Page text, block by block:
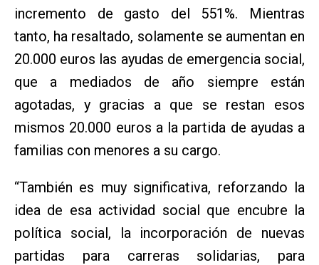
incremento de gasto del 551%. Mientras
tanto, ha resaltado, solamente se aumentan en
20.000 euros las ayudas de emergencia social,
que a mediados de año siempre están
agotadas, y gracias a que se restan esos
mismos 20.000 euros a la partida de ayudas a
familias con menores a su cargo.
“También es muy significativa, reforzando la
idea de esa actividad social que encubre la
política social, la incorporación de nuevas
partidas para carreras solidarias, para